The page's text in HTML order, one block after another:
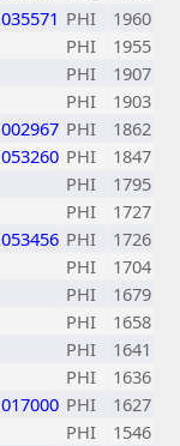
PHI
1960
PHI
1955
PHI
1907
PHI
1903
PHI
1862
PHI
1847
PHI
1795
PHI
1727
PHI
1726
PHI
1704
PHI
1679
PHI
1658
PHI
1641
PHI
1636
PHI
1627
PHI
1546